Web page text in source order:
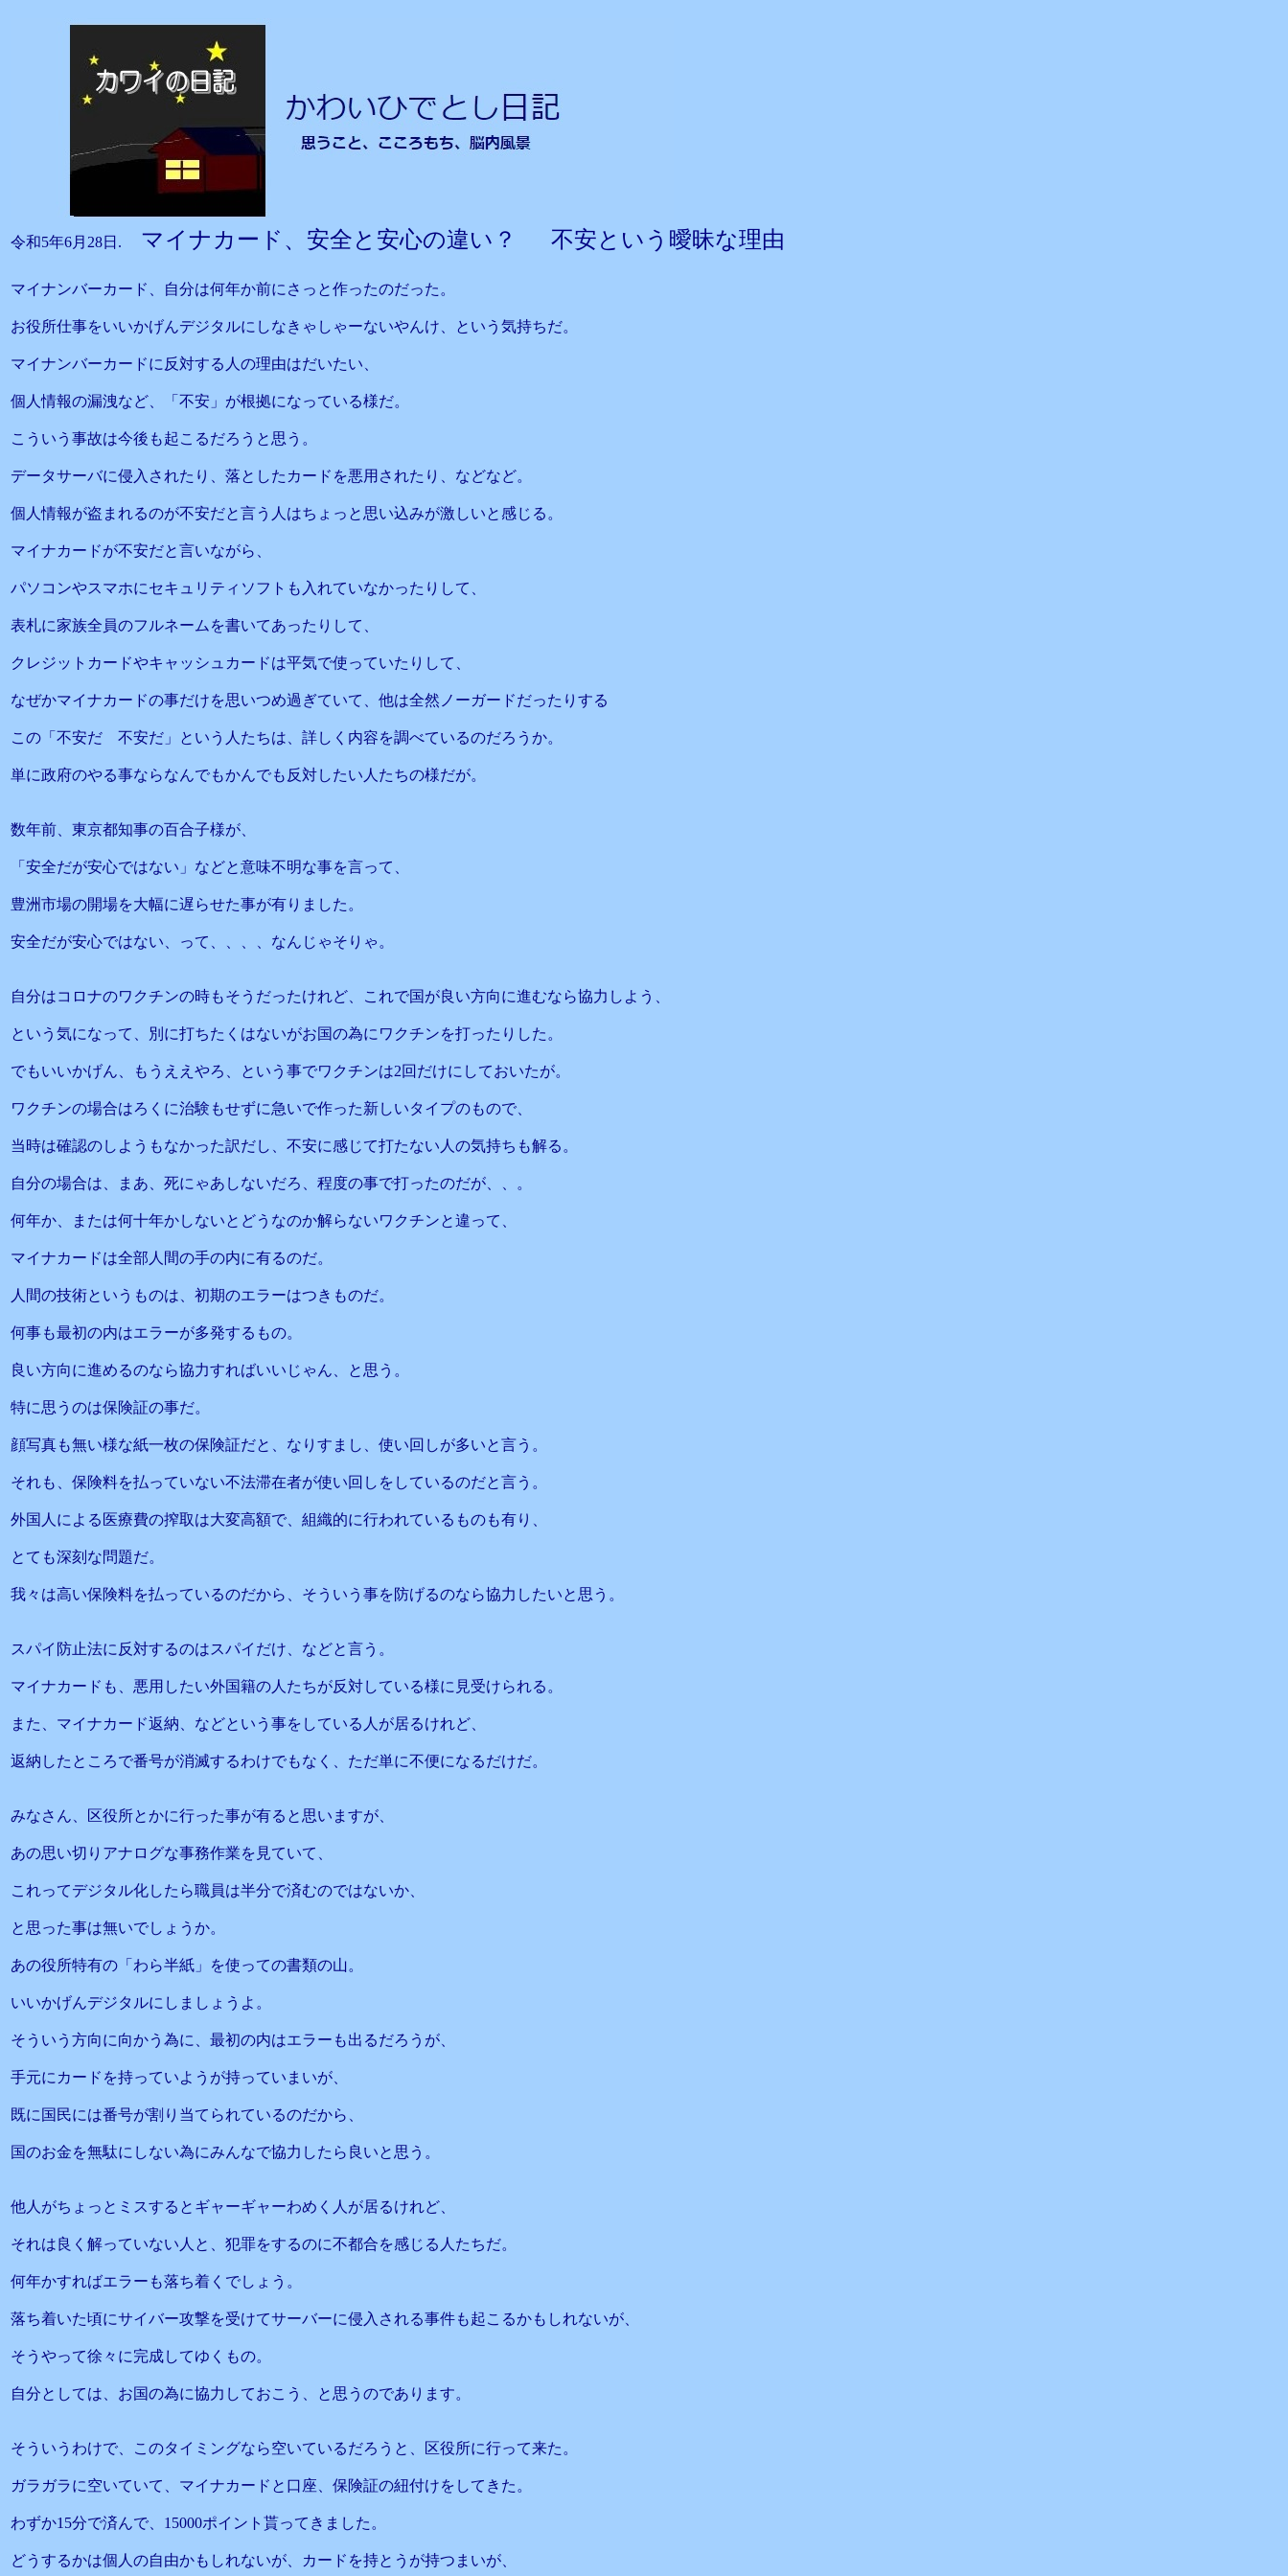
令和5年6月28日. マイナカード、安全と安心の違い？ 不安という曖昧な理由
マイナンバーカード、自分は何年か前にさっと作ったのだった。
お役所仕事をいいかげんデジタルにしなきゃしゃーないやんけ、という気持ちだ。
マイナンバーカードに反対する人の理由はだいたい、
個人情報の漏洩など、「不安」が根拠になっている様だ。
こういう事故は今後も起こるだろうと思う。
データサーバに侵入されたり、落としたカードを悪用されたり、などなど。
個人情報が盗まれるのが不安だと言う人はちょっと思い込みが激しいと感じる。
マイナカードが不安だと言いながら、
パソコンやスマホにセキュリティソフトも入れていなかったりして、
表札に家族全員のフルネームを書いてあったりして、
クレジットカードやキャッシュカードは平気で使っていたりして、
なぜかマイナカードの事だけを思いつめ過ぎていて、他は全然ノーガードだったりする
この「不安だ 不安だ」という人たちは、詳しく内容を調べているのだろうか。
単に政府のやる事ならなんでもかんでも反対したい人たちの様だが。
数年前、東京都知事の百合子様が、
「安全だが安心ではない」などと意味不明な事を言って、
豊洲市場の開場を大幅に遅らせた事が有りました。
安全だが安心ではない、って、、、、なんじゃそりゃ。
自分はコロナのワクチンの時もそうだったけれど、これで国が良い方向に進むなら協力しよう、
という気になって、別に打ちたくはないがお国の為にワクチンを打ったりした。
でもいいかげん、もうええやろ、という事でワクチンは2回だけにしておいたが。
ワクチンの場合はろくに治験もせずに急いで作った新しいタイプのもので、
当時は確認のしようもなかった訳だし、不安に感じて打たない人の気持ちも解る。
自分の場合は、まあ、死にゃあしないだろ、程度の事で打ったのだが、、。
何年か、または何十年かしないとどうなのか解らないワクチンと違って、
マイナカードは全部人間の手の内に有るのだ。
人間の技術というものは、初期のエラーはつきものだ。
何事も最初の内はエラーが多発するもの。
良い方向に進めるのなら協力すればいいじゃん、と思う。
特に思うのは保険証の事だ。
顔写真も無い様な紙一枚の保険証だと、なりすまし、使い回しが多いと言う。
それも、保険料を払っていない不法滞在者が使い回しをしているのだと言う。
外国人による医療費の搾取は大変高額で、組織的に行われているものも有り、
とても深刻な問題だ。
我々は高い保険料を払っているのだから、そういう事を防げるのなら協力したいと思う。
スパイ防止法に反対するのはスパイだけ、などと言う。
マイナカードも、悪用したい外国籍の人たちが反対している様に見受けられる。
また、マイナカード返納、などという事をしている人が居るけれど、
返納したところで番号が消滅するわけでもなく、ただ単に不便になるだけだ。
みなさん、区役所とかに行った事が有ると思いますが、
あの思い切りアナログな事務作業を見ていて、
これってデジタル化したら職員は半分で済むのではないか、
と思った事は無いでしょうか。
あの役所特有の「わら半紙」を使っての書類の山。
いいかげんデジタルにしましょうよ。
そういう方向に向かう為に、最初の内はエラーも出るだろうが、
手元にカードを持っていようが持っていまいが、
既に国民には番号が割り当てられているのだから、
国のお金を無駄にしない為にみんなで協力したら良いと思う。
他人がちょっとミスするとギャーギャーわめく人が居るけれど、
それは良く解っていない人と、犯罪をするのに不都合を感じる人たちだ。
何年かすればエラーも落ち着くでしょう。
落ち着いた頃にサイバー攻撃を受けてサーバーに侵入される事件も起こるかもしれないが、
そうやって徐々に完成してゆくもの。
自分としては、お国の為に協力しておこう、と思うのであります。
そういうわけで、このタイミングなら空いているだろうと、区役所に行って来た。
ガラガラに空いていて、マイナカードと口座、保険証の紐付けをしてきた。
わずか15分で済んで、15000ポイント貰ってきました。
どうするかは個人の自由かもしれないが、カードを持とうが持つまいが、